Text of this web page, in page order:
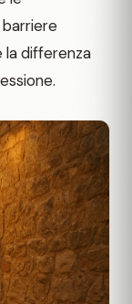
la differenza